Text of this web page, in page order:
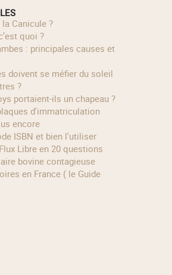
la Canicule ?
quoi ?
?
portaient‑ils un chapeau ?
encore
ISBN et bien l'utiliser
Libre en 20 questions
bovine contagieuse